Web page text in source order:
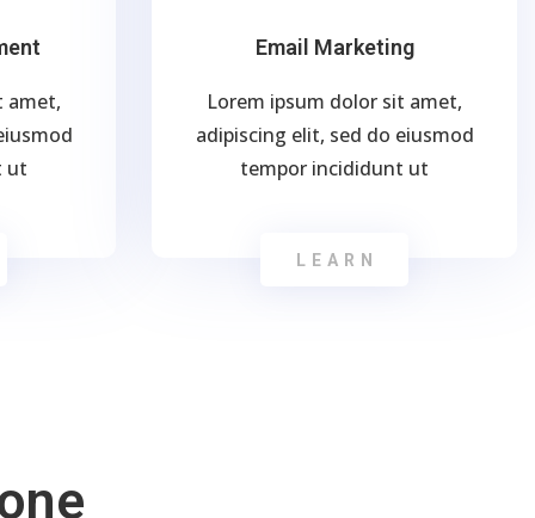
amet,
ut
Email Marketing
Lorem ipsum dolor sit amet,
adipiscing elit, sed do eiusmod
tempor incididunt ut
LEARN